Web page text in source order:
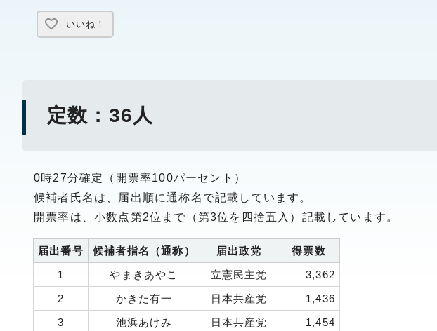
いいね！
定数：36人
0時27分確定（開票率100パーセント）
候補者氏名は、届出順に通称名で記載しています。
開票率は、小数点第2位まで（第3位を四捨五入）記載しています。
届出番号 候補者指名（通称） 届出政党
得票数
1
やまきあやこ 立憲民主党
3,362
2
かきた有一 日本共産党
1,436
3
池浜あけみ 日本共産党
1,454